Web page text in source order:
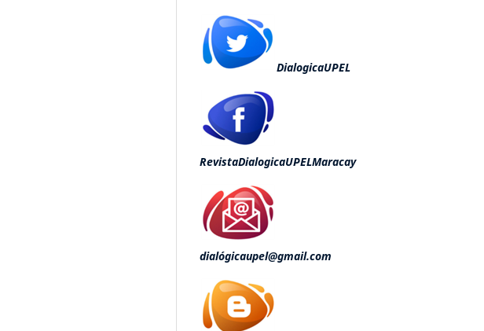
DialogicaUPEL
RevistaDialogicaUPELMaracay
dialógicaupel@gmail.com